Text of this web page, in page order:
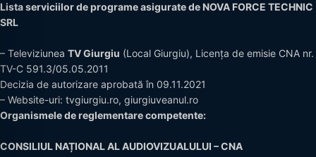
Lista serviciilor de programe asigurate de NOVA FORCE TECHNIC
SRL
– Televiziunea TV Giurgiu (Local Giurgiu), Licența de emisie CNA nr.
TV-C 591.3/05.05.2011
Decizia de autorizare aprobată în 09.11.2021
– Website-uri: tvgiurgiu.ro, giurgiuveanul.ro
Organismele de reglementare competente:
CONSILIUL NAȚIONAL AL AUDIOVIZUALULUI – CNA